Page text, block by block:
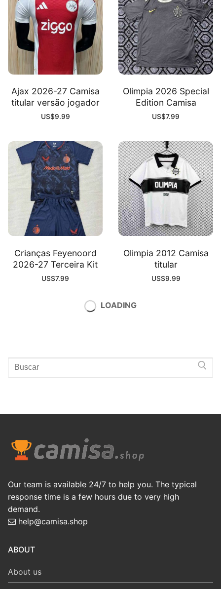
Ajax 2026-27 Camisa
titular versão jogador
US$9.99
Olimpia 2026 Special
Edition Camisa
US$7.99
Crianças Feyenoord
2026-27 Terceira Kit
US$7.99
Olimpia 2012 Camisa
titular
US$9.99
LOADING
Search
for:
Our team is available 24/7 to help you. The typical
response time is a few hours due to very high
demand.
help@camisa.shop
ABOUT
About us